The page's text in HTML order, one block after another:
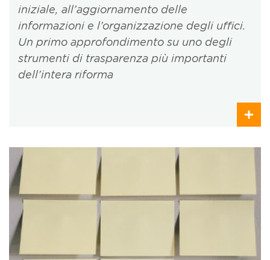
iniziale, all’aggiornamento delle
informazioni e l’organizzazione degli uffici.
Un primo approfondimento su uno degli
strumenti di trasparenza più importanti
dell’intera riforma